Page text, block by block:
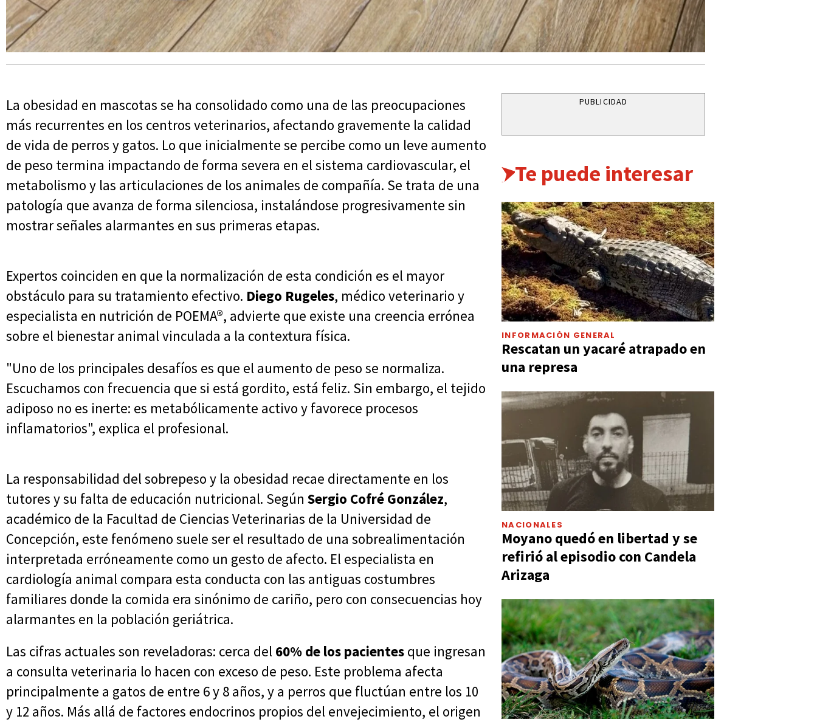
La obesidad en mascotas se ha consolidado como una de las preocupaciones
más recurrentes en los centros veterinarios, afectando gravemente la calidad
de vida de perros y gatos. Lo que inicialmente se percibe como un leve aumento
de peso termina impactando de forma severa en el sistema cardiovascular, el
metabolismo y las articulaciones de los animales de compañía. Se trata de una
patología que avanza de forma silenciosa, instalándose progresivamente sin
mostrar señales alarmantes en sus primeras etapas.
Expertos coinciden en que la normalización de esta condición es el mayor
obstáculo para su tratamiento efectivo. Diego Rugeles, médico veterinario y
especialista en nutrición de POEMA®, advierte que existe una creencia errónea
sobre el bienestar animal vinculada a la contextura física.
"Uno de los principales desafíos es que el aumento de peso se normaliza.
Escuchamos con frecuencia que si está gordito, está feliz. Sin embargo, el tejido
adiposo no es inerte: es metabólicamente activo y favorece procesos
inflamatorios", explica el profesional.
La responsabilidad del sobrepeso y la obesidad recae directamente en los
tutores y su falta de educación nutricional. Según Sergio Cofré González,
académico de la Facultad de Ciencias Veterinarias de la Universidad de
Concepción, este fenómeno suele ser el resultado de una sobrealimentación
interpretada erróneamente como un gesto de afecto. El especialista en
cardiología animal compara esta conducta con las antiguas costumbres
familiares donde la comida era sinónimo de cariño, pero con consecuencias hoy
alarmantes en la población geriátrica.
Las cifras actuales son reveladoras: cerca del 60% de los pacientes que ingresan
a consulta veterinaria lo hacen con exceso de peso. Este problema afecta
principalmente a gatos de entre 6 y 8 años, y a perros que fluctúan entre los 10
y 12 años. Más allá de factores endocrinos propios del envejecimiento, el origen
PUBLICIDAD
Te puede interesar
INFORMACIÓN GENERAL
Rescatan un yacaré atrapado en
una represa
NACIONALES
Moyano quedó en libertad y se
refirió al episodio con Candela
Arizaga